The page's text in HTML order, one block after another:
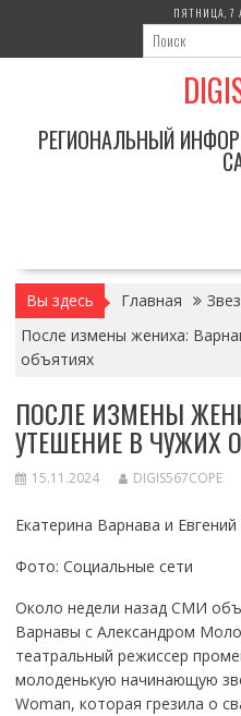
содержимому
ПЯТНИЦА, 7
РЕГИОНАЛЬНЫЙ
Вы здесь Главная
После измены жениха:
объятиях
ПОСЛЕ ИЗМЕНЫ
УТЕШЕНИЕ В ЧУЖИХ
15.11.2024 DIGIS567COPE
Екатерина Варнава и
Фото: Социальные сети
Около недели назад СМИ
Варнавы с Александром
театральный режиссер
молоденькую начинающую
Woman, которая грезила о